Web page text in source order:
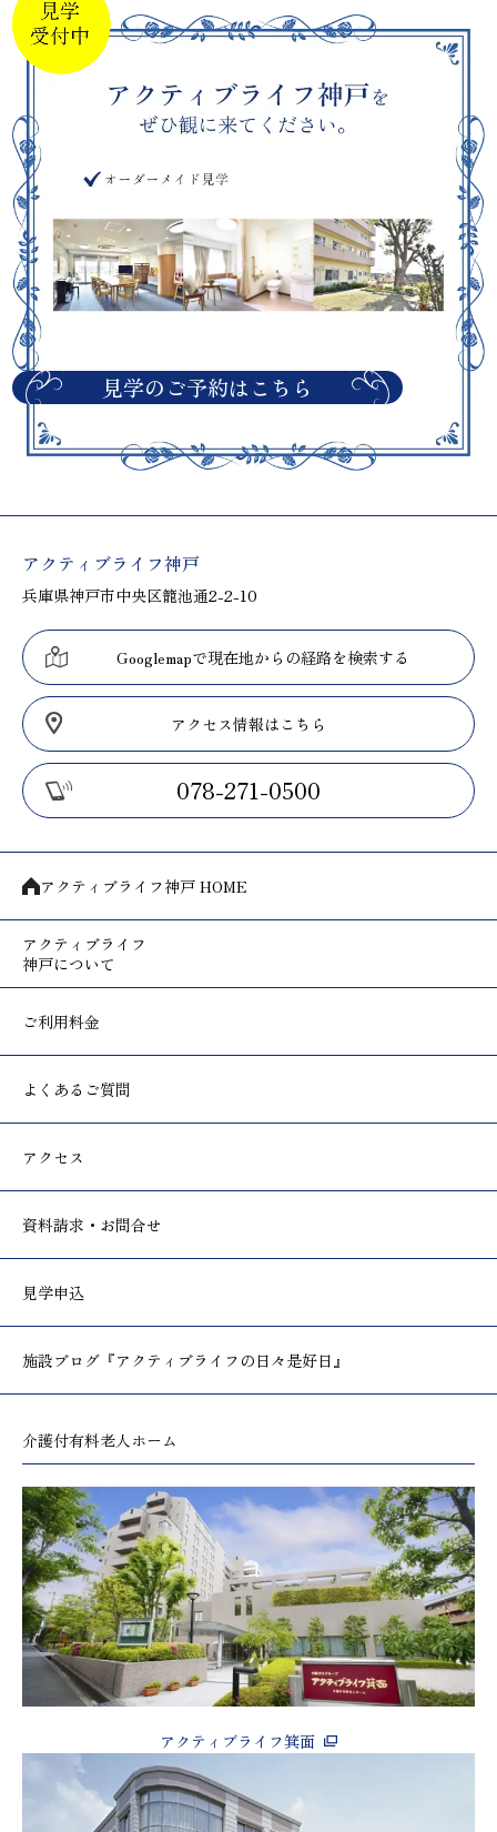
見学のご予約はこちら
アクティブライフ神戸
兵庫県神戸市中央区籠池通2-2-10
Googlemapで現在地からの経路を検索する
アクセス情報はこちら
078-271-0500
アクティブライフ神戸 HOME
アクティブライフ
神戸について
ご利用料金
よくあるご質問
アクセス
資料請求・お問合せ
見学申込
施設ブログ 『アクティブライフの日々是好日』
介護付有料老人ホーム
アクティブライフ箕面